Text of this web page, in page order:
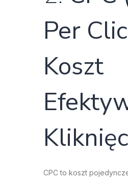
Per
Koszt
CPC to koszt